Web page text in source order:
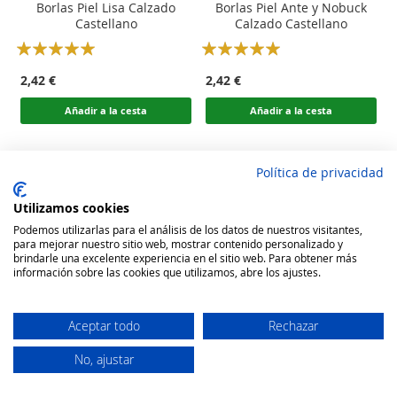
Borlas Piel Lisa Calzado
Castellano
Rating:
2,42 €
Añadir a la cesta
Borlas Piel Ante y Nobuck
Calzado Castellano
Rating:
2,42 €
Añadir a la cesta
Política de privacidad
Utilizamos cookies
Podemos utilizarlas para el análisis de los datos de nuestros visitantes,
para mejorar nuestro sitio web, mostrar contenido personalizado y
brindarle una excelente experiencia en el sitio web. Para obtener más
información sobre las cookies que utilizamos, abre los ajustes.
Aceptar todo Rechazar
No, ajustar